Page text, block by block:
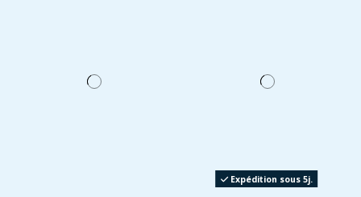
Expédition sous 5j.